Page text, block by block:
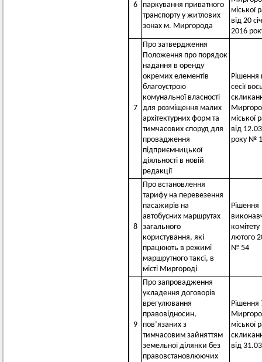
6
паркування приватного
транспорту у житлових
зонах м. Миргорода
міської
від 20
2016
7
Про затвердження
Положення про порядок
надання в оренду
окремих елементів
благоустрою
комунальної власності
для розміщення малих
архітектурних форм та
тимчасових споруд для
провадження
підприємницької
діяльності в новій
редакції
Рішення
сесії
міської
від
року №
8
Про встановлення
тарифу на перевезення
пасажирів на
автобусних маршрутах
загального
користування, які
працюють в режимі
маршрутного таксі, в
місті Миргороді
Рішення
комітету
лютого
№ 54
9
Про запровадження
укладення договорів
врегулювання
правовідносин,
пов’язаних з
тимчасовим зайняттям
земельної ділянки без
правовстановлюючих
Рішення
міської
від